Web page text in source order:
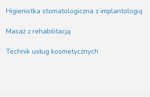
Higienistka stomatologiczna z implantologią
Masaż z rehabilitacją
Technik usług kosmetycznych